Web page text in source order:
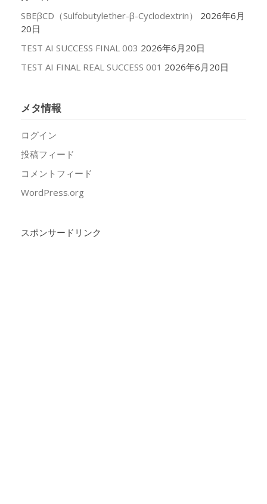
SBEβCD（Sulfobutylether-β-Cyclodextrin）
2026年6月
20日
TEST AI SUCCESS FINAL 003 2026年6月20日
TEST AI FINAL REAL SUCCESS 001 2026年6月20日
メタ情報
ログイン
投稿フィード
コメントフィード
WordPress.org
スポンサードリンク